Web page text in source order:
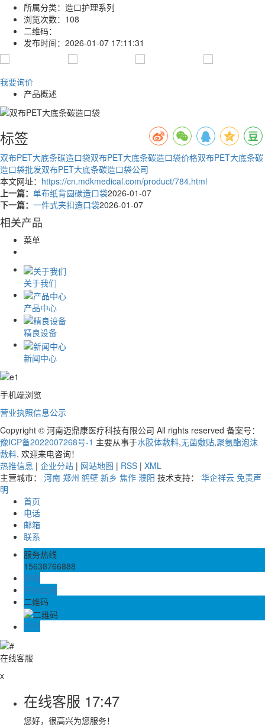
所属分类： 造口护理系列
浏览次数： 108
二维码：
发布时间： 2026-01-07 17:11:31
我要询价
产品概述
标签
双布PET大底条碳造口袋双布PET大底条碳造口袋价格双布PET大底条碳
造口袋批发双布PET大底条碳造口袋公司
本文网址： https://cn.mdkmedical.com/product/784.html
上一篇： 单布纸背圆碳造口袋2026-01-07
下一篇： 一件式夹扣造口袋2026-01-07
相关产品
菜单
关于我们
产品中心
精良设备
新闻中心
手机端浏览
营业执照信息公示
Copyright © 河南迈鼎康医疗科技有限公司 All rights reserved 备案号：
豫ICP备2022007268号-1 主要从事于水胶体敷料,无菌敷贴,聚氨酯泡沫
敷料, 欢迎来电咨询！
热推信息 | 企业分站 | 网站地图 | RSS | XML
主营城市： 河南 郑州 鹤壁 新乡 焦作 濮阳 技术支持： 华企祥云 免责声
明
首页
电话
邮箱
联系
服务热线
15638766888
邮箱
在线留言
二维码
TOP
在线客服
x
在线客服 17:47
您好，很高兴为您服务！